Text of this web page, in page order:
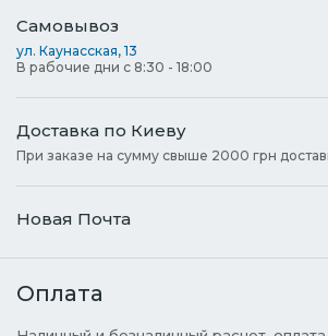
Самовывоз
ул. Каунасская, 13
В рабочие дни с 8:30 - 18:00
Доставка по Киеву
При заказе на сумму свыше 2000 грн
Новая Почта
Оплата